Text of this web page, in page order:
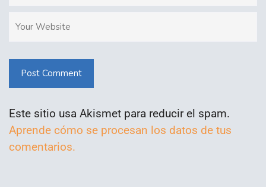
Post Comment
Este sitio usa Akismet para reducir el spam.
Aprende cómo se procesan los datos de tus
comentarios.